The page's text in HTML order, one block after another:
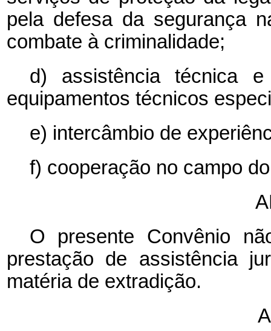
pela defesa da segurança
combate à criminalidade;
d) assistência técnica
equipamentos técnicos
e) intercâmbio de
f) cooperação no campo
O presente Convênio
prestação de assistência
matéria de extradição.